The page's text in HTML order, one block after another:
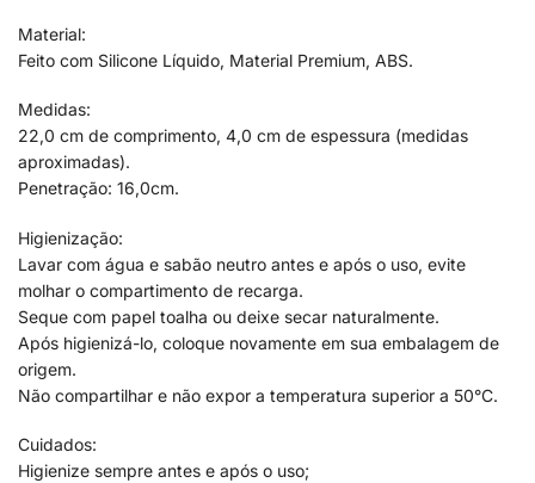
Material:
Feito com Silicone Líquido, Material Premium, ABS.
Medidas:
22,0 cm de comprimento, 4,0 cm de espessura (medidas
aproximadas).
Penetração: 16,0cm.
Higienização:
Lavar com água e sabão neutro antes e após o uso, evite
molhar o compartimento de recarga.
Seque com papel toalha ou deixe secar naturalmente.
Após higienizá-lo, coloque novamente em sua embalagem de
origem.
Não compartilhar e não expor a temperatura superior a 50°C.
Cuidados:
Higienize sempre antes e após o uso;